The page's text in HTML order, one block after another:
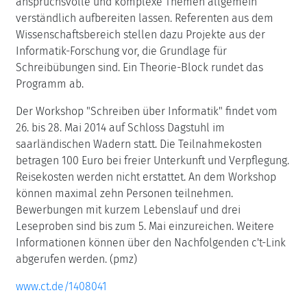
verständlich aufbereiten lassen. Referenten aus dem
Wissenschaftsbereich stellen dazu Projekte aus der
Informatik-Forschung vor, die Grundlage für
Schreibübungen sind. Ein Theorie-Block rundet das
Programm ab.
Der Workshop "Schreiben über Informatik" findet vom
26. bis 28. Mai 2014 auf Schloss Dagstuhl im
saarländischen Wadern statt. Die Teilnahmekosten
betragen 100 Euro bei freier Unterkunft und Verpflegung.
Reisekosten werden nicht erstattet. An dem Workshop
können maximal zehn Personen teilnehmen.
Bewerbungen mit kurzem Lebenslauf und drei
Leseproben sind bis zum 5. Mai einzureichen. Weitere
Informationen können über den Nachfolgenden c't-Link
abgerufen werden. (pmz)
www.ct.de/1408041